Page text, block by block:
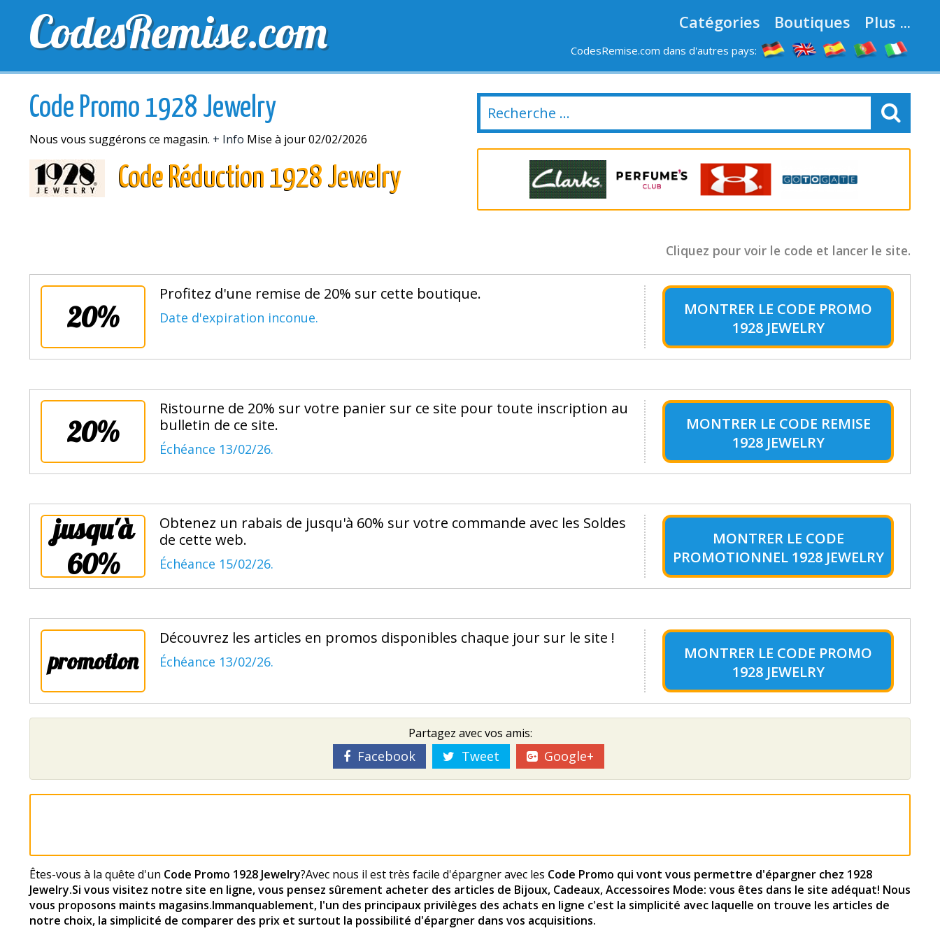
CodesRemise.com Catégories Boutiques Plus ...
CodesRemise.com dans d'autres pays:
MEILLEURS CODES PROMO CODES PROMO EXCLUSIFS DERNIERS JOURS NOUVELLES MAGASINS
Code Promo 1928 Jewelry
Nous vous suggérons ce magasin. + Info Mise à jour 02/02/2026
Code Réduction 1928 Jewelry
Cliquez pour voir le code et lancer le site.
20%
Profitez d'une remise de 20% sur cette boutique.
Date d'expiration inconue. MONTRER LE CODE PROMO
1928 JEWELRY
20%
Ristourne de 20% sur votre panier sur ce site pour toute inscription au
bulletin de ce site.
Échéance 13/02/26.
MONTRER LE CODE REMISE
1928 JEWELRY
jusqu'à
60%
Obtenez un rabais de jusqu'à 60% sur votre commande avec les Soldes
de cette web.
Échéance 15/02/26.
MONTRER LE CODE
PROMOTIONNEL 1928 JEWELRY
promotion
Découvrez les articles en promos disponibles chaque jour sur le site !
Échéance 13/02/26. MONTRER LE CODE PROMO
1928 JEWELRY
Partagez avec vos amis:
Facebook Tweet Google+
Êtes-vous à la quête d'un Code Promo 1928 Jewelry?Avec nous il est très facile d'épargner avec les Code Promo qui vont vous permettre d'épargner chez 1928
Jewelry.Si vous visitez notre site en ligne, vous pensez sûrement acheter des articles de Bijoux, Cadeaux, Accessoires Mode: vous êtes dans le site adéquat! Nous
vous proposons maints magasins.Immanquablement, l'un des principaux privilèges des achats en ligne c'est la simplicité avec laquelle on trouve les articles de
notre choix, la simplicité de comparer des prix et surtout la possibilité d'épargner dans vos acquisitions.